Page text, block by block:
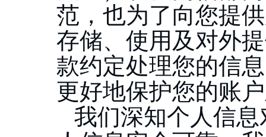
范，也为了向您提
存储、使用及对外
款约定处理您的信
更好地保护您的账
我们深知个人信